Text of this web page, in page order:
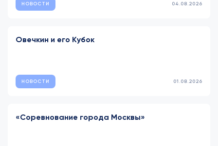
НОВОСТИ 04.08.2026
Овечкин и его Кубок
НОВОСТИ 01.08.2026
«Соревнование города Москвы»